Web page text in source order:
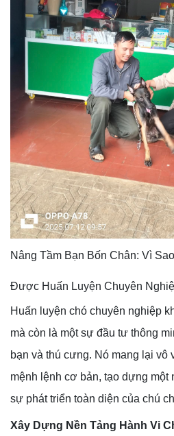
Nâng Tầm Bạn Bốn Chân: Vì
Được Huấn Luyện Chuyên
Huấn luyện chó chuyên nghiệp
mà còn là một sự đầu tư thông
bạn và thú cưng. Nó mang lại
mệnh lệnh cơ bản, tạo dựng một
sự phát triển toàn diện của chú
Xây Dựng Nền Tảng Hành Vi